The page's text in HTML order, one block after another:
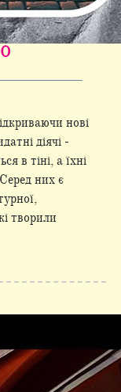
нові
діячі -
в тіні, а їхні
них є
творили